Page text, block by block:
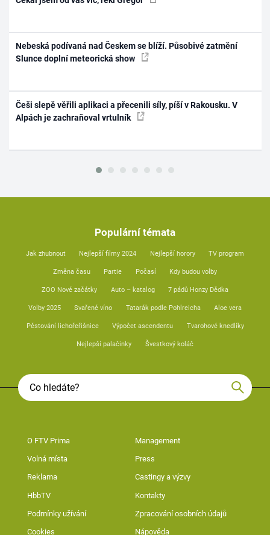
Nebeská podívaná nad Českem se blíží. Působivé zatmění
Slunce doplní meteorická show
Češi slepě věřili aplikaci a přecenili síly, píší v Rakousku. V
Alpách je zachraňoval vrtulník
Populární témata
Jak zhubnout Nejlepší filmy 2024 Nejlepší horory TV program
Změna času Partie Počasí Kdy budou volby
ZOO Nové začátky Auto – katalog 7 pádů Honzy Dědka
Volby 2025 Svařené víno Tatarák podle Pohlreicha Aloe vera
Pěstování lichořeřišnice Výpočet ascendentu Tvarohové knedlíky
Nejlepší palačinky Švestkový koláč
O FTV Prima Management
Volná místa Press
Reklama Castingy a výzvy
HbbTV Kontakty
Podmínky užívání Zpracování osobních údajů
Cookies Nápověda